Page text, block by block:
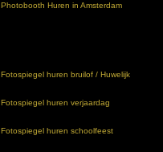
Photobooth Huren in Amsterdam
Fotospiegel huren bruilof / Huwelijk
Fotospiegel huren verjaardag
Fotospiegel huren schoolfeest